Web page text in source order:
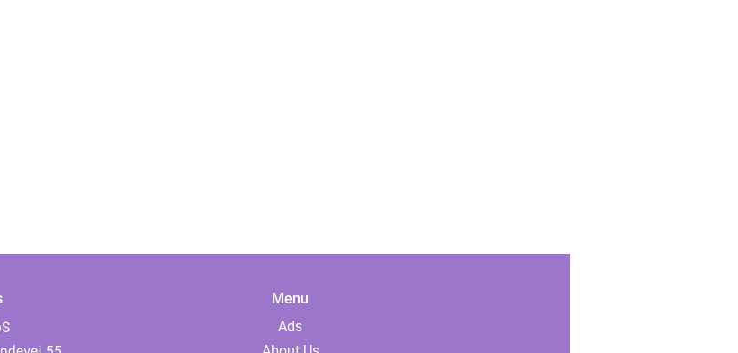
Menu
Ads